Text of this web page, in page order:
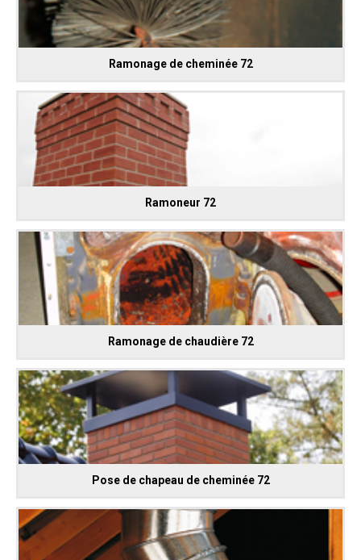
Ramonage de cheminée 72
Ramoneur 72
Ramonage de chaudière 72
Pose de chapeau de cheminée 72